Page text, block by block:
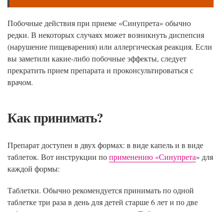
Побочные действия при приеме «Синупрета» обычно
редки. В некоторых случаях может возникнуть диспепсия
(нарушение пищеварения) или аллергическая реакция. Если
вы заметили какие-либо побочные эффекты, следует
прекратить прием препарата и проконсультироваться с
врачом.
Как принимать?
Препарат доступен в двух формах: в виде капель и в виде
таблеток. Вот инструкции поприменению «Синупрета» для
каждой формы:
Таблетки. Обычно рекомендуется принимать по одной
таблетке три раза в день для детей старше 6 лет и по две